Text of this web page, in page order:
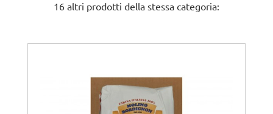
16 altri prodotti della stessa categoria: